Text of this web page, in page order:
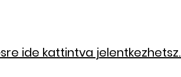
ide kattintva jelentkezhetsz.